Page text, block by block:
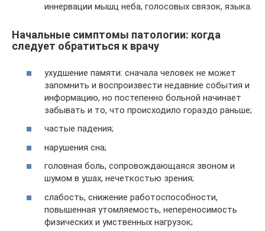
иннервации мышц неба, голосовых связок, языка.
Начальные симптомы патологии: когда
следует обратиться к врачу
ухудшение памяти: сначала человек не может
запомнить и воспроизвести недавние события и
информацию, но постепенно больной начинает
забывать и то, что происходило гораздо раньше;
частые падения;
нарушения сна;
головная боль, сопровождающаяся звоном и
шумом в ушах, нечеткостью зрения;
слабость, снижение работоспособности,
повышенная утомляемость, непереносимость
физических и умственных нагрузок;